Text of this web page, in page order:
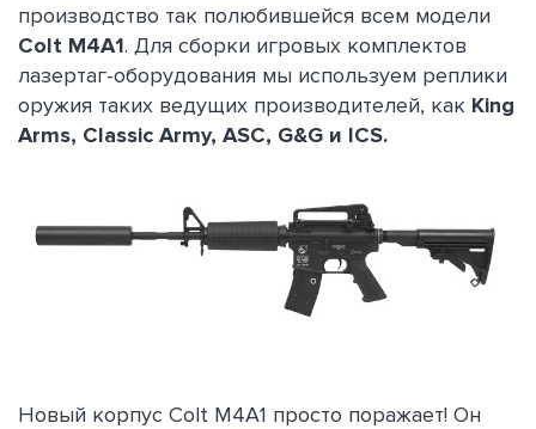
производство так полюбившейся всем модели
Colt M4A1. Для сборки игровых комплектов
лазертаг-оборудования мы используем реплики
оружия таких ведущих производителей, как King
Arms, Classic Army, ASC, G&G и ICS.
Новый корпус Colt M4A1 просто поражает! Он